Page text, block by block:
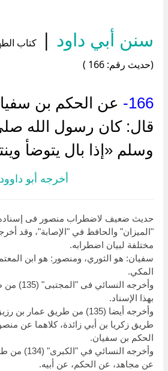
سنن أبي داود |
كتاب
(حديث رقم: 166 )
166-
عن الحكم بن
قال: كان رسول الله
وسلم «إذا بال يتوضأ
أخرجه أبو داوود
حديث ضعيف لاضطراب منصور فى
"الميزان" والحافظ في "الإصابة"، وقد
مختلفة لبيان اضطرابه.
سفيان: هو الثوري، ومنصور: هو ابن
المكي.
وأخرجه
بهذا الإسناد.
طريق زكريا بن أبي زائدة، كلاهما عن
الحكم بن سفيان.
وأخرجه
عن مجاهد، عن الحكم، عن أبيه.